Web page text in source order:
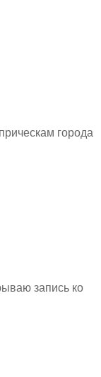
города
запись ко